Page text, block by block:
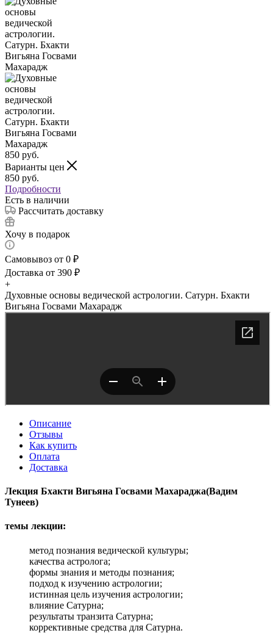
850 руб.
Варианты цен
850 руб.
Подробности
Есть в наличии
Рассчитать доставку
Хочу в подарок
Самовывоз от 0 ₽
Доставка от 390 ₽
+
Духовные основы ведической астрологии. Сатурн. Бхакти
Вигьяна Госвами Махарадж
Описание
Отзывы
Как купить
Оплата
Доставка
Лекция Бхакти Вигьяна Госвами Махараджа(Вадим
Тунеев)
темы лекции:
метод познания ведической культуры;
качества астролога;
формы знания и методы познания;
подход к изучению астрологии;
истинная цель изучения астрологии;
влияние Сатурна;
результаты транзита Сатурна;
коррективные средства для Сатурна.